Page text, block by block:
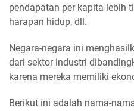
pendapatan per kapita lebih
harapan hidup, dll.
Negara-negara ini
dari sektor industri
karena mereka memiliki
Berikut ini adalah nama-